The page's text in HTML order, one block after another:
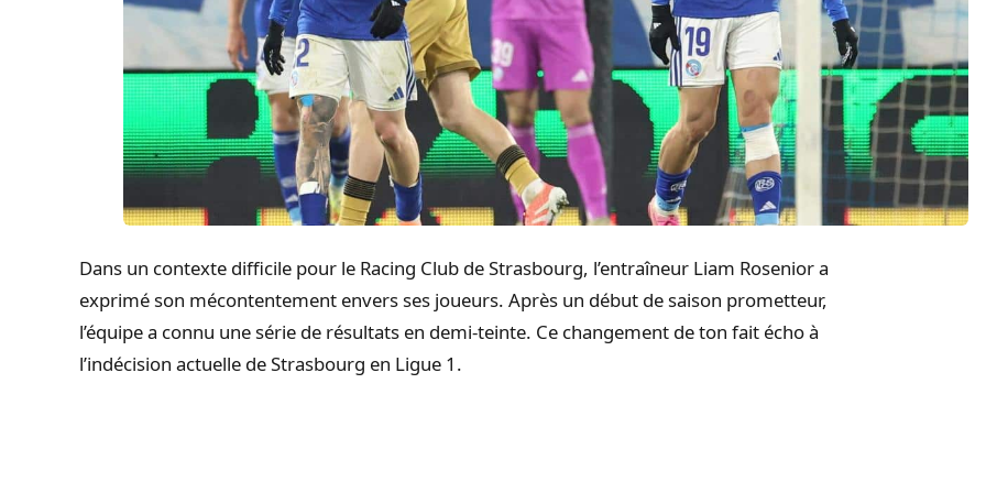
Dans un contexte difficile pour le Racing Club de Strasbourg, l’entraîneur Liam Rosenior a
exprimé son mécontentement envers ses joueurs. Après un début de saison prometteur,
l’équipe a connu une série de résultats en demi-teinte. Ce changement de ton fait écho à
l’indécision actuelle de Strasbourg en Ligue 1.